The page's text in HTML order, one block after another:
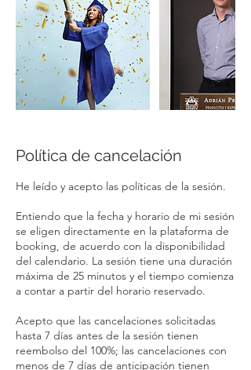
Política de cancelación
He leído y acepto las políticas de la sesión.
Entiendo que la fecha y horario de mi sesión
se eligen directamente en la plataforma de
booking, de acuerdo con la disponibilidad
del calendario. La sesión tiene una duración
máxima de 25 minutos y el tiempo comienza
a contar a partir del horario reservado.
Acepto que las cancelaciones solicitadas
hasta 7 días antes de la sesión tienen
reembolso del 100%; las cancelaciones con
menos de 7 días de anticipación tienen